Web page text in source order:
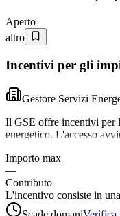
Aperto
altro
Incentivi per gli
Gestore Servizi
Il GSE offre incentivi per
energetico. L'accesso
Importo max
—
Contributo
L'incentivo consiste in